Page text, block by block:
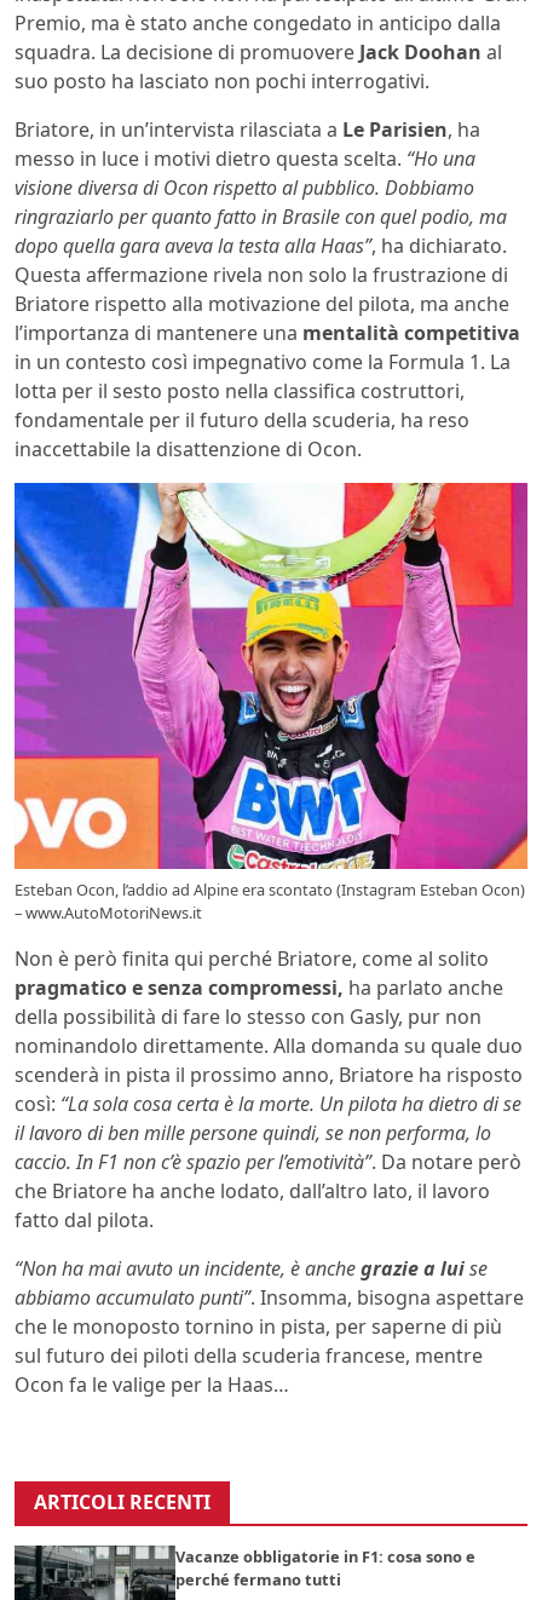
Premio, ma è stato anche congedato in anticipo dalla
squadra. La decisione di promuovereJack Doohan al
suo posto ha lasciato non pochi interrogativi.
Briatore, in un’intervista rilasciata a Le Parisien, ha
messo in luce i motivi dietro questa scelta. “Ho una
visione diversa di Ocon rispetto al pubblico. Dobbiamo
ringraziarlo per quanto fatto in Brasile con quel podio, ma
dopo quella gara aveva la testa alla Haas”, ha dichiarato.
Questa affermazione rivela non solo la frustrazione di
Briatore rispetto alla motivazione del pilota, ma anche
l’importanza di mantenere una mentalità competitiva
in un contesto così impegnativo come la Formula 1. La
lotta per il sesto posto nella classifica costruttori,
fondamentale per il futuro della scuderia, ha reso
inaccettabile la disattenzione di Ocon.
Esteban Ocon, l’addio ad Alpine era scontato (Instagram Esteban Ocon)
– www.AutoMotoriNews.it
Non è però finita qui perché Briatore, come al solito
pragmatico e senza compromessi, ha parlato anche
della possibilità di fare lo stesso con Gasly, pur non
nominandolo direttamente. Alla domanda su quale duo
scenderà in pista il prossimo anno, Briatore ha risposto
così: “La sola cosa certa è la morte. Un pilota ha dietro di se
il lavoro di ben mille persone quindi, se non performa, lo
caccio. In F1 non c’è spazio per l’emotività”. Da notare però
che Briatore ha anche lodato, dall’altro lato, il lavoro
fatto dal pilota.
“Non ha mai avuto un incidente, è anchegrazie a luise
abbiamo accumulato punti”. Insomma, bisogna aspettare
che le monoposto tornino in pista, per saperne di più
sul futuro dei piloti della scuderia francese, mentre
Ocon fa le valige per la Haas…
ARTICOLI RECENTI
Vacanze obbligatorie in F1: cosa sono e
perché fermano tutti